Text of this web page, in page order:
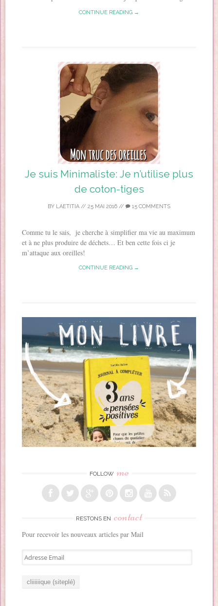
CONTINUE READING →
Je suis Minimaliste: Je n’utilise plus
de coton-tiges
BY LAETITIA // 25 MAI 2016 // 15 COMMENTS
Comme tu le sais, je cherche à simplifier ma vie au maximum
et à ne plus produire de déchets… Et ben cette fois ci je
m’attaque aux oreilles!
CONTINUE READING →
FOLLOW me
RESTONS EN contact
Pour recevoir les nouveaux articles par Mail
A
d